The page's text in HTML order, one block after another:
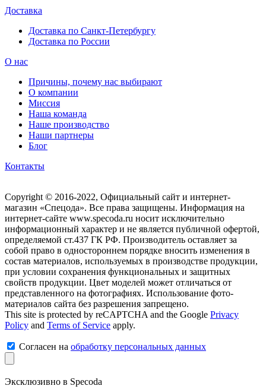
Доставка
Доставка по Санкт-Петербургу
Доставка по России
О нас
Причины, почему нас выбирают
О компании
Миссия
Наша команда
Наше производство
Наши партнеры
Блог
Контакты
Copyright © 2016-2022, Официальный сайт и интернет-
магазин «Спецода». Все права защищены. Информация на
интернет-сайте www.specoda.ru носит исключительно
информационный характер и не является публичной офертой,
определяемой ст.437 ГК РФ. Производитель оставляет за
собой право в одностороннем порядке вносить изменения в
состав материалов, используемых в производстве продукции,
при условии сохранения функциональных и защитных
свойств продукции. Цвет моделей может отличаться от
представленного на фотографиях. Использование фото-
материалов сайта без разрешения запрещено.
This site is protected by reCAPTCHA and the Google Privacy
Policy and Terms of Service apply.
Согласен на обработку персональных данных
Эксклюзивно в Specoda